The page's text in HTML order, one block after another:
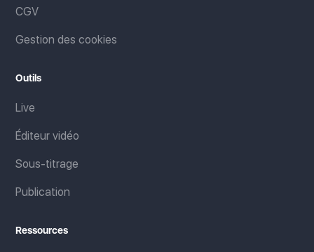
CGV
Gestion des cookies
Outils
Live
Éditeur vidéo
Sous-titrage
Publication
Ressources